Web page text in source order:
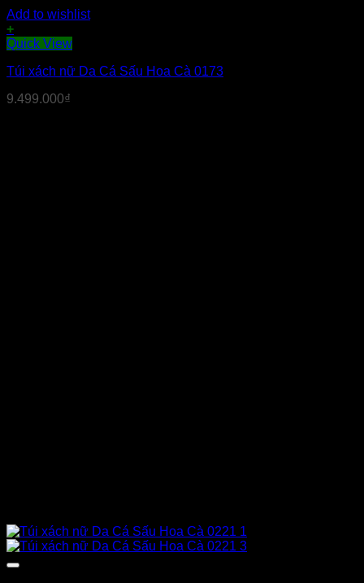
Add to wishlist
+
Quick View
Túi xách nữ Da Cá Sấu Hoa Cà 0173
9.499.000₫